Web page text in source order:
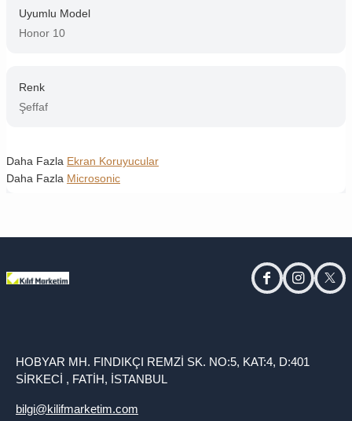
Uyumlu Model
Honor 10
Renk
Şeffaf
Daha Fazla Ekran Koruyucular
Daha Fazla Microsonic
facebookinstagram
HOBYAR MH. FINDIKÇI REMZİ SK. NO:5, KAT:4, D:401
SİRKECİ , FATİH, İSTANBUL
bilgi@kilifmarketim.com